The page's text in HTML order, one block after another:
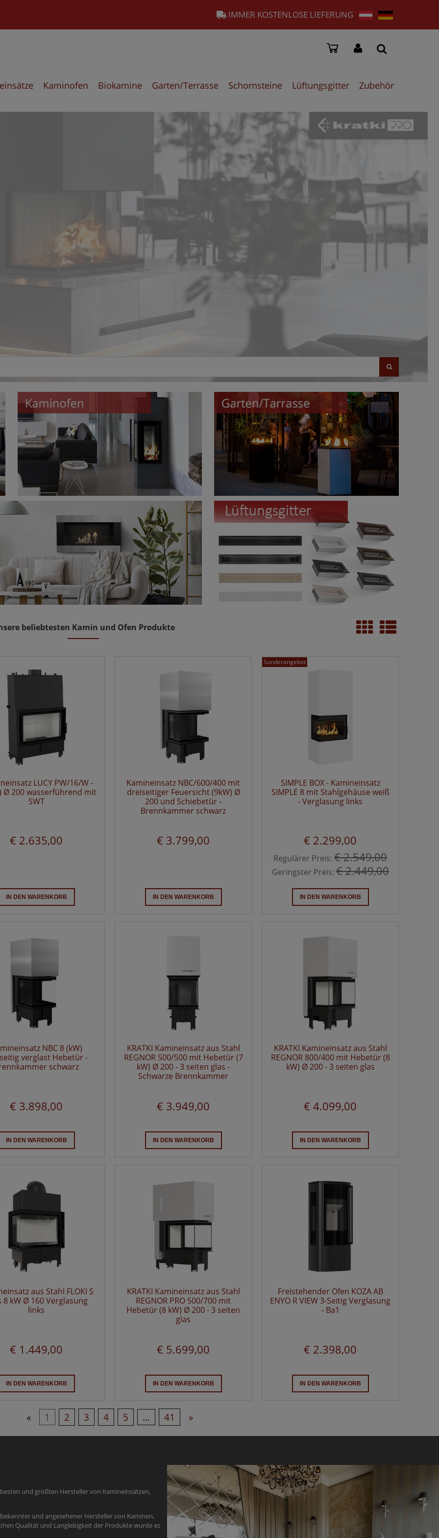
IMMER KOSTENLOSE LIEFERUNG
Kaminofen Biokamine Garten/Terrasse Schornsteine Lüftungsgitter Zubehör
beliebtesten Kamin und Ofen Produkte
LUCY PW/16/W -
Ø 200 wasserführend mit
SWT
€ 2.635,00
IN DEN WARENKORB
Kamineinsatz NBC/600/400 mit
dreiseitiger Feuersicht (9kW) Ø
200 und Schiebetür -
Brennkammer schwarz
€ 3.799,00
IN DEN WARENKORB
SIMPLE BOX - Kamineinsatz
SIMPLE 8 mit Stahlgehäuse weiß
- Verglasung links
€ 2.299,00
Regulärer Preis: € 2.549,00
Geringster Preis:€ 2.449,00
IN DEN WARENKORB
Sonderangebot
NBC 8 (kW)
verglast Hebetür -
schwarz
€ 3.898,00
IN DEN WARENKORB
KRATKI Kamineinsatz aus Stahl
REGNOR 500/500 mit Hebetür (7
kW) Ø 200 - 3 seiten glas -
Schwarze Brennkammer
€ 3.949,00
IN DEN WARENKORB
KRATKI Kamineinsatz aus Stahl
REGNOR 800/400 mit Hebetür (8
kW) Ø 200 - 3 seiten glas
€ 4.099,00
IN DEN WARENKORB
aus Stahl FLOKI S
8 kW Ø 160 Verglasung
links
€ 1.449,00
IN DEN WARENKORB
KRATKI Kamineinsatz aus Stahl
REGNOR PRO 500/700 mit
Hebetür (8 kW) Ø 200 - 3 seiten
glas
€ 5.699,00
IN DEN WARENKORB
Freistehender Ofen KOZA AB
ENYO R VIEW 3-Seitig Verglasung
- Ba1
€ 2.398,00
IN DEN WARENKORB
« 1 2 3 4 5 ... 41 »
und größten Hersteller von Kamineinsätzen,
und angesehener Hersteller von Kaminen,
Qualität und Langlebigkeit der Produkte wurde es